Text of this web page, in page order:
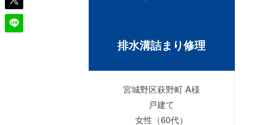
排水溝詰まり修理
宮城野区萩野町 A様
戸建て
女性（60代）